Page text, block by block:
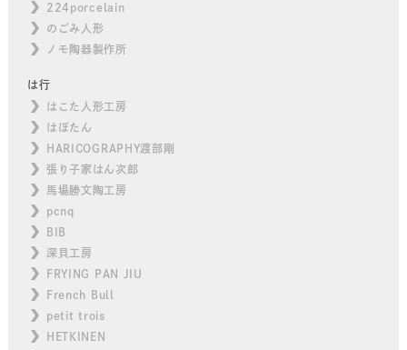
224porcelain
のごみ人形
ノモ陶器製作所
は行
はこた人形工房
はぼたん
HARICOGRAPHY渡部剛
張り子家はん次郎
馬場勝文陶工房
pcnq
BIB
深貝工房
FRYING PAN JIU
French Bull
petit trois
HETKINEN